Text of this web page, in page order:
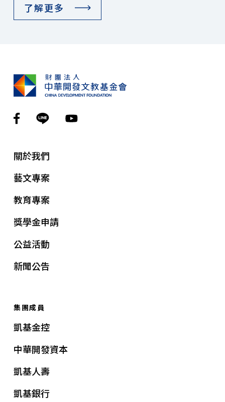
了解更多
關於我們
藝文專案
教育專案
獎學金申請
公益活動
新聞公告
集團成員
凱基金控
中華開發資本
凱基人壽
凱基銀行